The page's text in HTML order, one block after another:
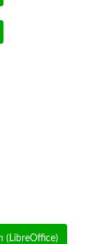
(LibreOffice)